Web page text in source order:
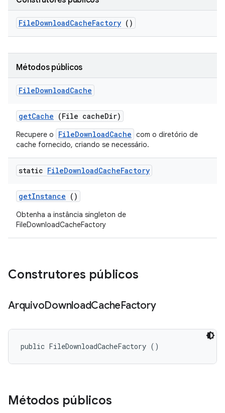
FileDownloadCacheFactory ()
Métodos públicos
FileDownloadCache
getCache (File cacheDir)
Recupere o FileDownloadCache com o diretório de
cache fornecido, criando se necessário.
static FileDownloadCacheFactory
getInstance ()
Obtenha a instância singleton de
FileDownloadCacheFactory
Construtores públicos
ArquivoDownloadCacheFactory
public FileDownloadCacheFactory ()
Métodos públicos